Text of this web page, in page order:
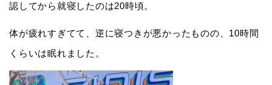
認してから就寝したのは20時頃。
体が疲れすぎてて、逆に寝つきが悪かったものの、10時間
くらいは眠れました。